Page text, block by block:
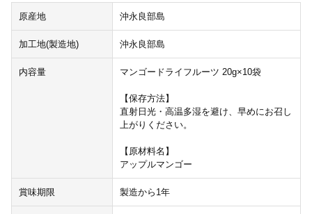
原産地 沖永良部島
加工地(製造地) 沖永良部島
内容量 マンゴードライフルーツ 20g×10袋
【保存方法】
直射日光・高温多湿を避け、早めにお召し
上がりください。
【原材料名】
アップルマンゴー
賞味期限 製造から1年